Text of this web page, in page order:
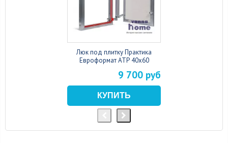
Люк под плитку Практика
Евроформат АТР 40x60
9 700 руб